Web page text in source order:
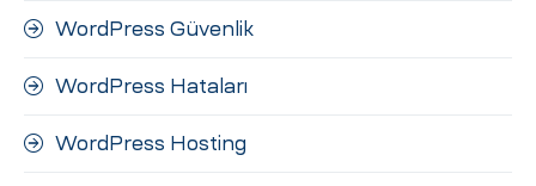
WordPress Güvenlik
WordPress Hataları
WordPress Hosting